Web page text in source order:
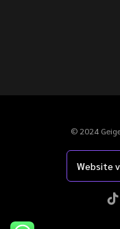
© 2024
Website